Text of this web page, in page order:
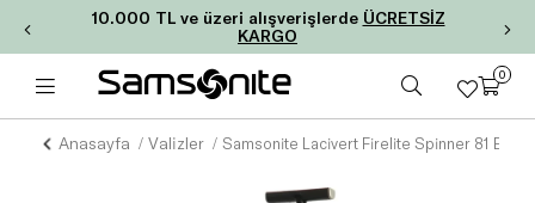
10.000 TL ve üzeri alışverişlerde ÜCRETSİZ
KARGO
0
Anasayfa Valizler